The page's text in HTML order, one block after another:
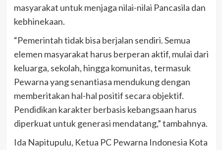
masyarakat untuk menjaga nilai-nilai Pancasila dan
kebhinekaan.
“Pemerintah tidak bisa berjalan sendiri. Semua
elemen masyarakat harus berperan aktif, mulai dari
keluarga, sekolah, hingga komunitas, termasuk
Pewarna yang senantiasa mendukung dengan
memberitakan hal-hal positif secara objektif.
Pendidikan karakter berbasis kebangsaan harus
diperkuat untuk generasi mendatang,” tambahnya.
Ida Napitupulu, Ketua PC Pewarna Indonesia Kota